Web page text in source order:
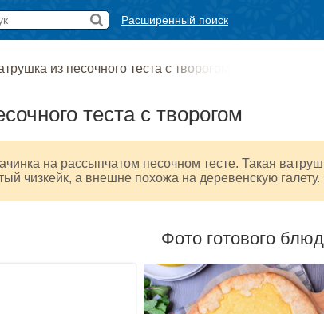
Расширенный поиск
из песочного теста с творогом
теста с творогом
на рассыпчатом песочном тесте. Такая
чизкейк, а внешне похожа на деревенскую галету.
Фото готового